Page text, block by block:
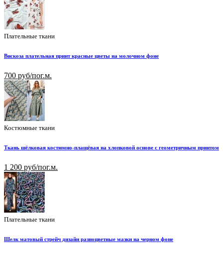
Плательные ткани
Вискоза плательная принт красные цветы на молочном фоне
700 руб/пог.м.
Костюмные ткани
Ткань шёлковая костюмно-плащёвая на хлопковой основе с геометричным принтом
1 200 руб/пог.м.
Плательные ткани
Шелк матовый стрейч дизайн разноцветные мазки на черном фоне